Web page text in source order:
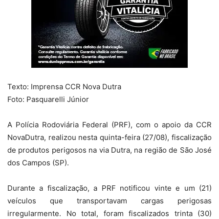
Texto: Imprensa CCR Nova Dutra
Foto: Pasquarelli Júnior
A Polícia Rodoviária Federal (PRF), com o apoio da CCR
NovaDutra, realizou nesta quinta-feira (27/08), fiscalização
de produtos perigosos na via Dutra, na região de São José
dos Campos (SP).
Durante a fiscalização, a PRF notificou vinte e um (21)
veículos que transportavam cargas perigosas
irregularmente. No total, foram fiscalizados trinta (30)